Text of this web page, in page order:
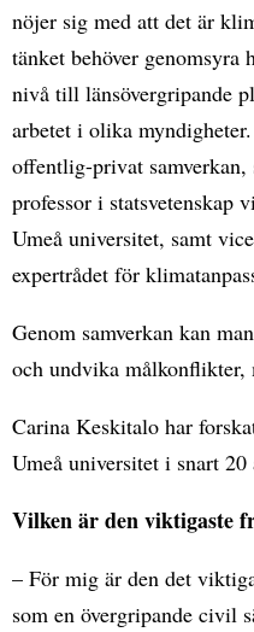
nöjer sig med att det är
tänket behöver
nivå till länsövergripande
arbetet i olika
offentlig-privat
professor i statsvetenskap
Umeå universitet, samt
expertrådet för
Genom samverkan kan
och undvika målkonflikter,
Carina Keskitalo har
Umeå universitet i snart 20
Vilken är den viktigaste
– För mig är den det
som en övergripande civil